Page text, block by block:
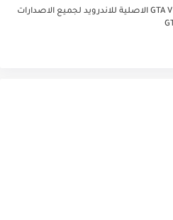
تحميل لعبة GTA V 2022 الاصلية للاندرويد لجميع الاصدارات